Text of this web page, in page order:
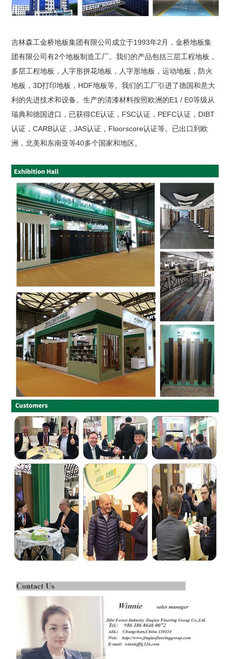
吉林森工金桥地板集团有限公司成立于1993年2月，金桥地板集
团有限公司有2个地板制造工厂。我们的产品包括三层工程地板，
多层工程地板，人字形拼花地板，人字形地板，运动地板，防火
地板，3D打印地板，HDF地板等。我们的工厂引进了德国和意大
利的先进技术和设备。生产的清漆材料按照欧洲的E1 / E0等级从
瑞典和德国进口，已获得CE认证，FSC认证，PEFC认证，DIBT
认证，CARB认证，JAS认证，Floorscore认证等。已出口到欧
洲，北美和东南亚等40多个国家和地区。